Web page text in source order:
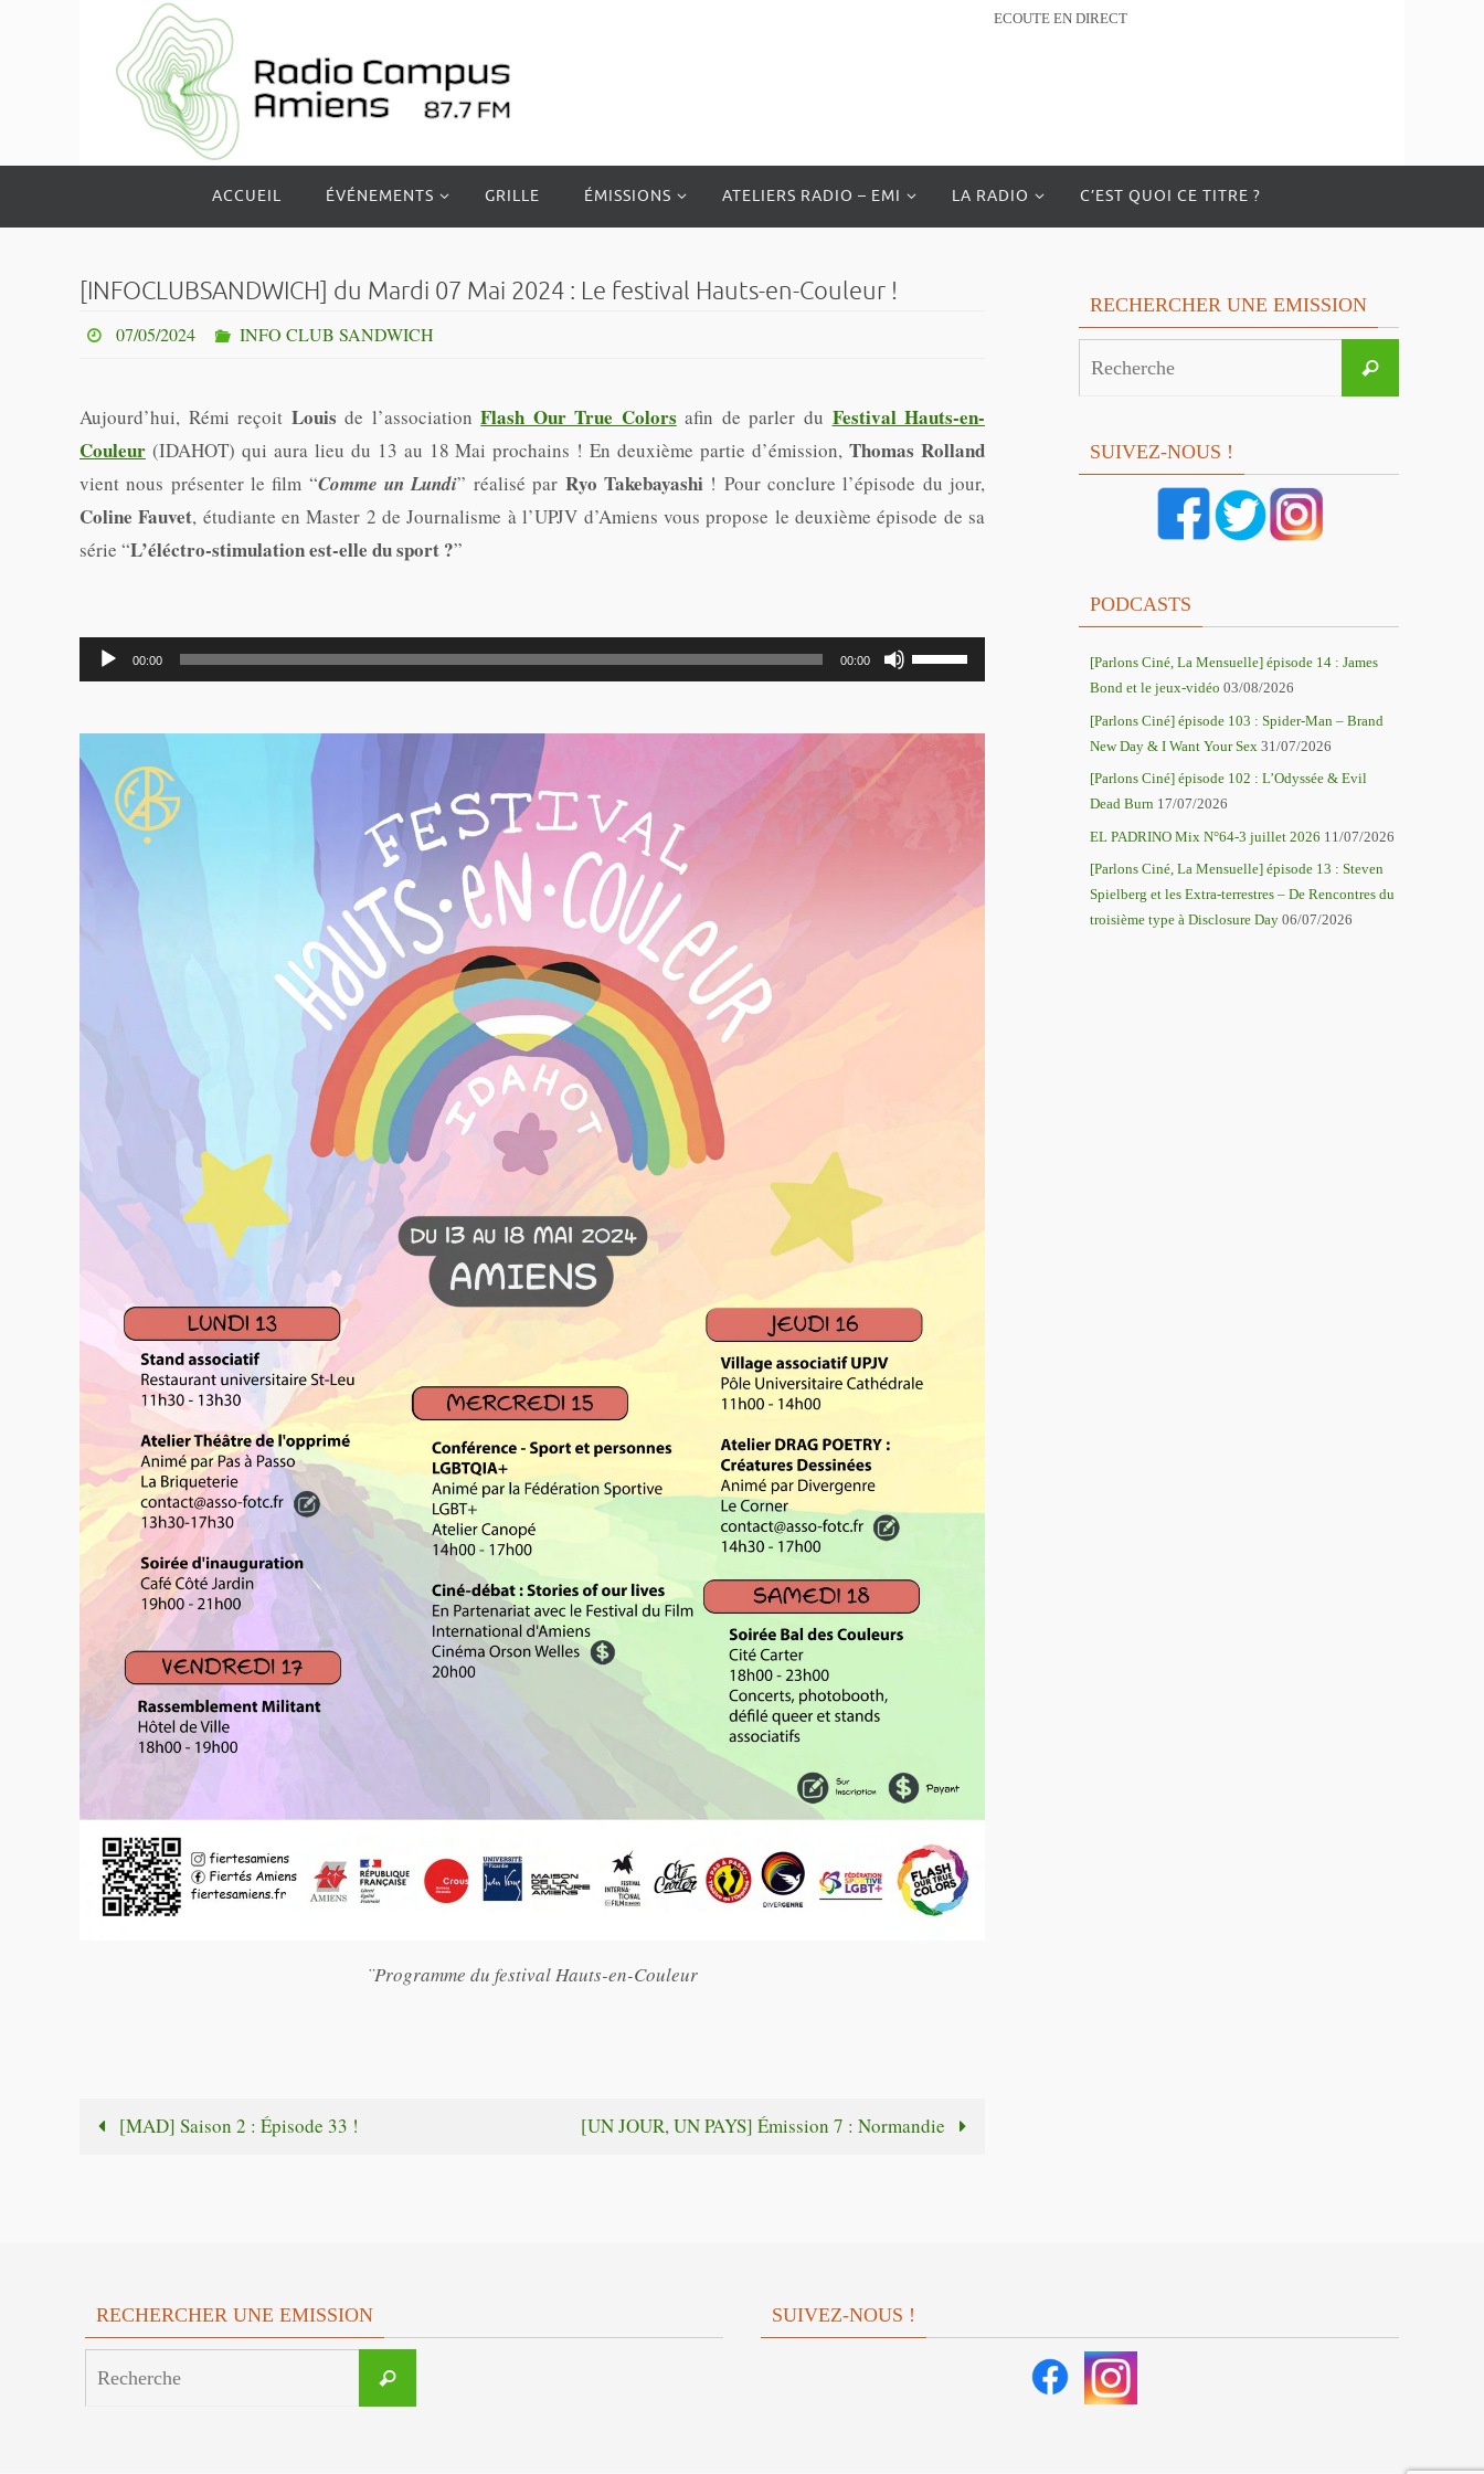
ECOUTE EN DIRECT
le
ACCUEIL ÉVÉNEMENTS GRILLE ÉMISSIONS ATELIERS RADIO – EMI LA RADIO C’EST QUOI CE TITRE ?
[INFOCLUBSANDWICH] du Mardi 07 Mai 2024 : Le festival Hauts-en-Couleur !
07/05/2024 INFO CLUB SANDWICH
Aujourd’hui, Rémi reçoit Louis de l’associationFlash Our True Colors afin de parler du Festival Hauts-en-
Couleur (IDAHOT) qui aura lieu du 13 au 18 Mai prochains ! En deuxième partie d’émission,Thomas Rolland
vient nous présenter le film “Comme un Lundi” réalisé par Ryo Takebayashi! Pour conclure l’épisode du jour,
Coline Fauvet, étudiante en Master 2 de Journalisme à l’UPJV d’Amiens vous propose le deuxième épisode de sa
série “L’éléctro-stimulation est-elle du sport ?”
Lecteur
audio
00:00 00:00
Utilisez
les
diminuer
¨Programme du festival Hauts-en-Couleur
[MAD] Saison 2 : Épisode 33 ! [UN JOUR, UN PAYS] Émission 7 : Normandie
RECHERCHER UNE EMISSION
Recherche
SUIVEZ-NOUS !
PODCASTS
[Parlons Ciné, La Mensuelle] épisode 14 : James
Bond et le jeux-vidéo 03/08/2026
[Parlons Ciné] épisode 103 : Spider-Man – Brand
New Day & I Want Your Sex 31/07/2026
[Parlons Ciné] épisode 102 : L’Odyssée & Evil
Dead Burn 17/07/2026
EL PADRINO Mix N°64-3 juillet 2026 11/07/2026
[Parlons Ciné, La Mensuelle] épisode 13 : Steven
Spielberg et les Extra-terrestres – De Rencontres du
troisième type à Disclosure Day 06/07/2026
RECHERCHER UNE EMISSION
Recherche
SUIVEZ-NOUS !